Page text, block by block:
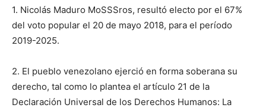
1. Nicolás Maduro MoSSSros, resultó electo por el 67%
del voto popular el 20 de mayo 2018, para el período
2019-2025.
2. El pueblo venezolano ejerció en forma soberana su
derecho, tal como lo plantea el artículo 21 de la
Declaración Universal de los Derechos Humanos: La